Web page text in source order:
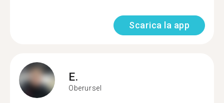
Scarica la app
E.
Oberursel